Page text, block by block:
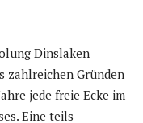
Dinslaken
zahlreichen Gründen
jede freie Ecke im
Eine teils